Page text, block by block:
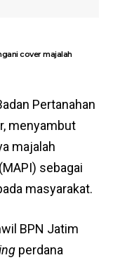
cover majalah
Pertanahan
menyambut
majalah
sebagai
masyarakat.
BPN Jatim
perdana